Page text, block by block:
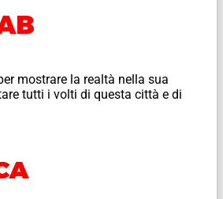
mostrare la realtà nella sua
tutti i volti di questa città e di